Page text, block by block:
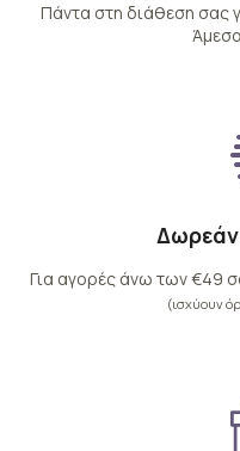
Πάντα στη διάθεση σας
Για αγορές άνω των €49
(ισχύουν